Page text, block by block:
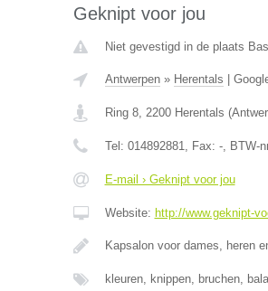
Geknipt voor jou
Niet gevestigd in de plaats
Antwerpen» Herentals
Ring 8, 2200 Herentals (
Tel: 014892881, Fax: -, BTW-
E-mail › Geknipt voor jou
Website: http://www.geknipt-
Kapsalon voor dames, heren
kleuren, knippen, bruchen,